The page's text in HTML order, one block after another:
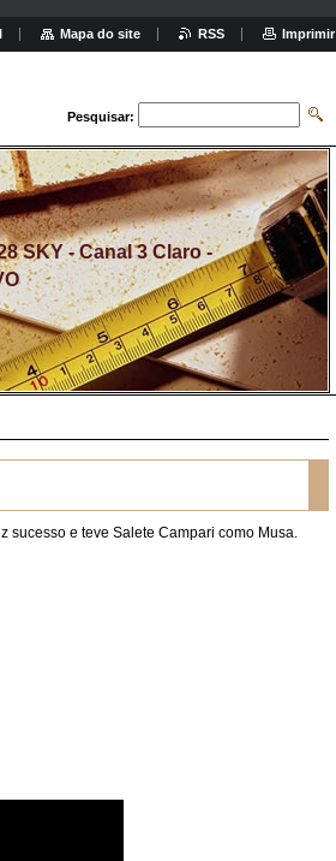
Pesquisar:
SKY - Canal 3 Claro -
e teve Salete Campari como Musa.
Mapa do site RSS Imprimir